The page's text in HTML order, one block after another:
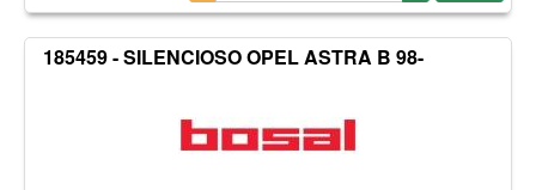
185459 - SILENCIOSO OPEL ASTRA B 98-